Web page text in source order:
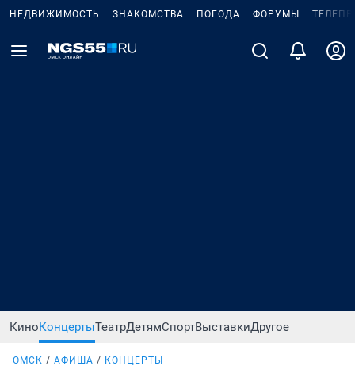
НЕДВИЖИМОСТЬ ЗНАКОМСТВА ПОГОДА ФОРУМЫ
КиноКонцертыТеатрДетямСпортВыставкиДругое
ОМСК АФИША КОНЦЕРТЫ